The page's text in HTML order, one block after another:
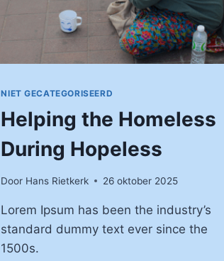
NIET GECATEGORISEERD
Helping the Homeless
During Hopeless
Door Hans Rietkerk 26 oktober 2025
Lorem Ipsum has been the industry’s
standard dummy text ever since the
1500s.